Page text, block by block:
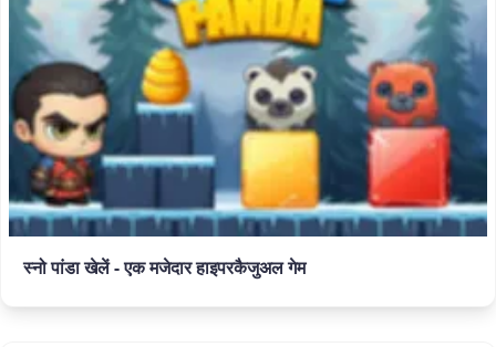
स्नो पांडा खेलें - एक मजेदार हाइपरकैजुअल गेम